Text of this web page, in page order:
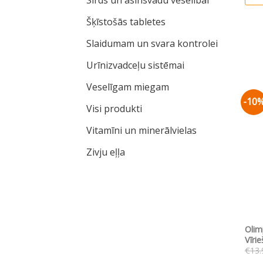
Šķīstošās tabletes
Slaidumam un svara kontrolei
Urīnizvadceļu sistēmai
Veselīgam miegam
Visi produkti
Vitamīni un minerālvielas
Zivju eļļa
-
€